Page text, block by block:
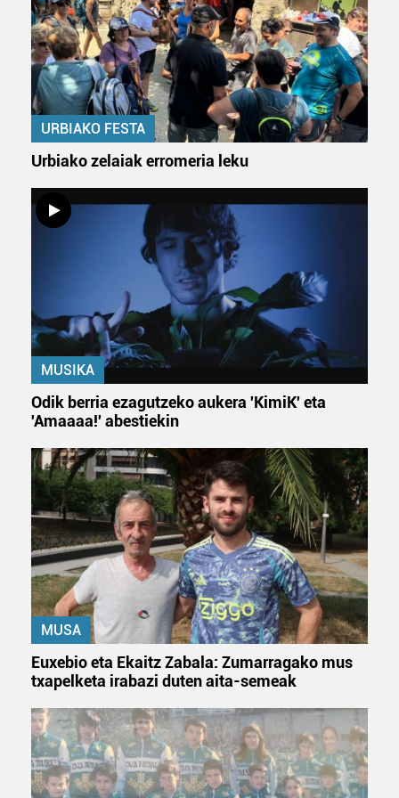
Webgune honek cookie propioak eta hirugarrenen cookie-
fitxategiak erabiltzen ditu. Zure esperientzia eta
zerbitzuak hobetzeko asmoz, cookie teknologiaz
baliatzen gara. Ohar hau onartuz gero, teknologia hori
erabiltzeko baimen esplizitua ematen diguzu.Gehiago
irakurri
URBIAKO FESTA
Urbiako zelaiak erromeria leku
MUSIKA
Odik berria ezagutzeko aukera 'KimiK' eta
'Amaaaa!' abestiekin
MUSA
Euxebio eta Ekaitz Zabala: Zumarragako mus
txapelketa irabazi duten aita-semeak